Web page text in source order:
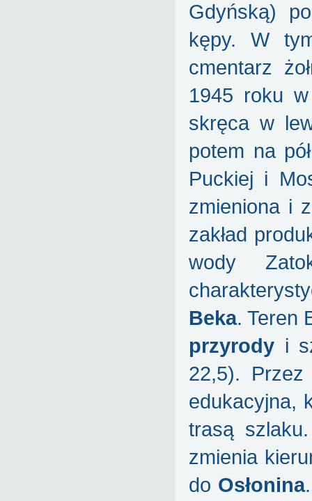
Gdyńską)
kępy. W
cmentarz
1945 roku
skręca w
potem na
Puckiej i
zmieniona i
zakład
wody
Beka. Teren
przyrody i
22,5).
edukacyjna,
trasą
zmienia
do Osłonina